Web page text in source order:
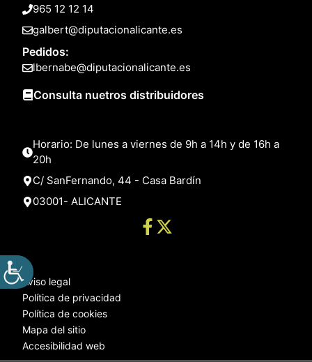
965 12 12 14
galbert@diputacionalicante.es
Pedidos:
lbernabe@diputacionalicante.es
Consulta nuetros distribuidores
Horario: De lunes a viernes de 9h a 14h y de 16h a
20h
C/ SanFernando, 44 - Casa Bardín
03001- ALICANTE
Aviso legal
Política de privacidad
Política de cookies
Mapa del sitio
Accesibilidad web